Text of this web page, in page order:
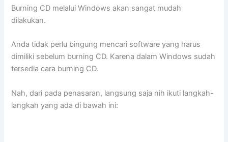
Burning CD melalui Windows akan sangat mudah
dilakukan.
Anda tidak perlu bingung mencari software yang harus
dimiliki sebelum burning CD. Karena dalam Windows sudah
tersedia cara burning CD.
Nah, dari pada penasaran, langsung saja nih ikuti langkah-
langkah yang ada di bawah ini: